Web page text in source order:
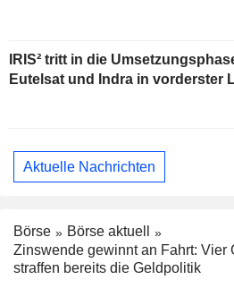
IRIS² tritt in die
Eutelsat und Indra in vorderster
Aktuelle Nachrichten
Börse
Börse aktuell
Zinswende gewinnt an Fahrt: Vier
straffen bereits die Geldpolitik